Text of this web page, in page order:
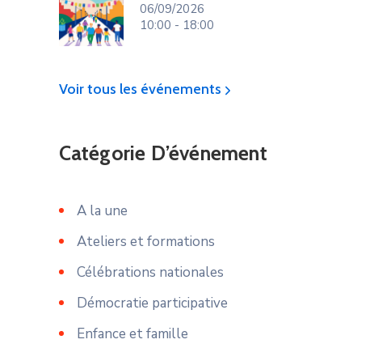
06/09/2026
10:00 - 18:00
Voir tous les événements
Catégorie D’événement
A la une
Ateliers et formations
Célébrations nationales
Démocratie participative
Enfance et famille